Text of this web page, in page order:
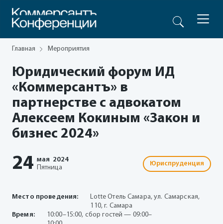
Главная Мероприятия
Юридический форум ИД
«Коммерсантъ» в
партнерстве с адвокатом
Алексеем Кокиным «Закон и
бизнес 2024»
24 мая 2024
Пятница
Юриспруденция
Место проведения:
Lotte Отель Самара, ул. Самарская,
110, г. Самара
Время:
10:00–15:00, сбор гостей — 09:00–